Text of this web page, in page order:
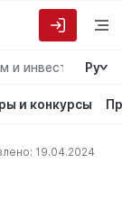
и инвесторам
Ру
и конкурсы
19.04.2024